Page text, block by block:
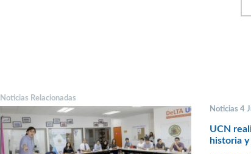
Noticias Relacionadas
Noticias 4
UCN
historia